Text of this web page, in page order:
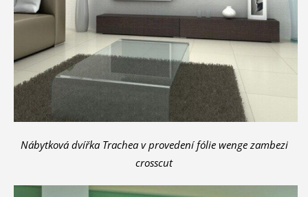
Nábytková dvířka Trachea v provedení fólie wenge zambezi
crosscut